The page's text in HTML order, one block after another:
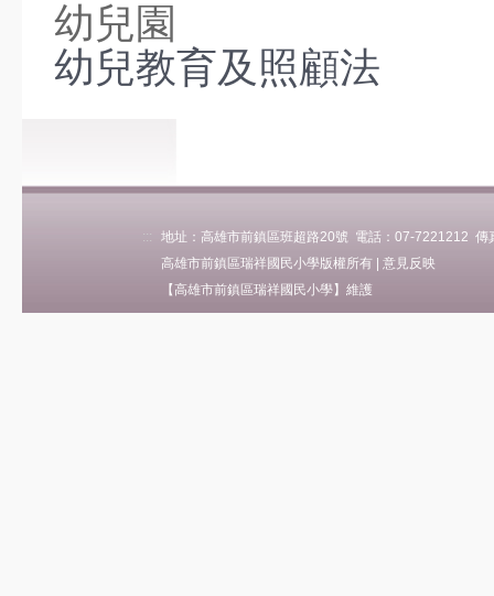
幼兒園
幼兒教育及照顧法
:::
地址：高雄市前鎮區班超路20號 電話：07-7221212
高雄市前鎮區瑞祥國民小學版權所有 | 意見反映
【高雄市前鎮區瑞祥國民小學】維護